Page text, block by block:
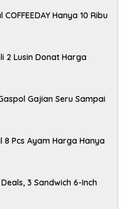
Hanya 10 Ribu
2 Lusin Donat Harga
Gajian Seru Sampai
8 Pcs Ayam Harga Hanya
3 Sandwich 6-Inch